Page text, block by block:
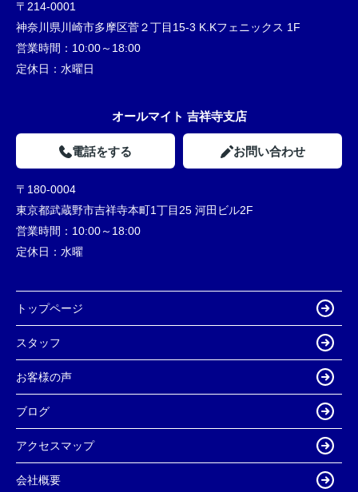
〒214-0001
神奈川県川崎市多摩区菅２丁目15-3 K.Kフェニックス 1F
営業時間： 10:00～18:00
定休日： 水曜日
オールマイト 吉祥寺支店
電話をする お問い合わせ
〒180-0004
東京都武蔵野市吉祥寺本町1丁目25 河田ビル2F
営業時間： 10:00～18:00
定休日： 水曜
トップページ
スタッフ
お客様の声
ブログ
アクセスマップ
会社概要